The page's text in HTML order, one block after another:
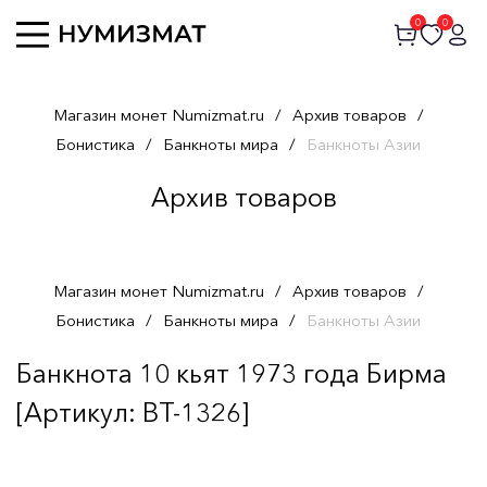
0 0
Магазин монет Numizmat.ru / Архив товаров /
Бонистика / Банкноты мира / Банкноты Азии
Архив товаров
Магазин монет Numizmat.ru / Архив товаров /
Бонистика / Банкноты мира / Банкноты Азии
Банкнота 10 кьят 1973 года Бирма
[Артикул: BT-1326]